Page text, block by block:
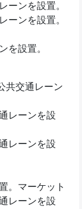
ーンを設置。
ーンを設置。
を設置。
共交通レーン
レーンを設
レーンを設
。マーケット
レーンを設